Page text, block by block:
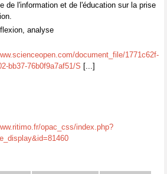
de l'information et de l'éducation sur la prise
analyse
document_file/1771c62f-
bb37-76b0f9a7af51/S [...]
opac_css/index.php?